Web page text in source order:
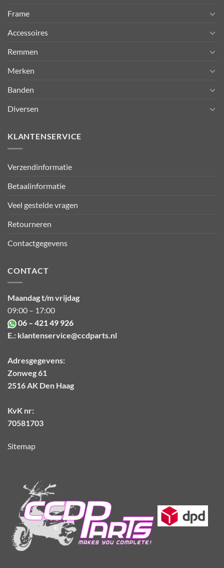
Frame
Accessoires
Remmen
Merken
Banden
Diversen
KLANTENSERVICE
Verzendinformatie
Betaalinformatie
Veel gestelde vragen
Retourneren
Contactgegevens
CONTACT
Maandag t/m vrijdag
09:00 – 17:00
06 – 421 49 926
E.: klantenservice@ccdparts.nl
Adresgegevens:
Zonweg 61
2516 AK Den Haag
KvK nr:
70581703
Sitemap